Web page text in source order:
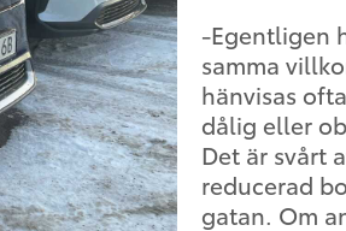
-Egentligen
samma
hänvisas
dålig eller
Det är svårt
reducerad
gatan. Om